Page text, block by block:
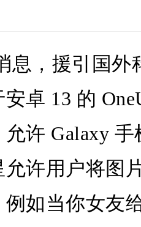
，援引国外
卓 13 的
许 Galaxy
许用户将图
例如当你女友